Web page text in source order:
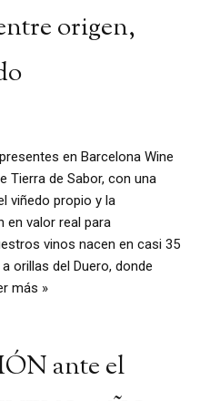
origen,
en Barcelona Wine
Tierra de Sabor, con una
viñedo propio y la
en valor real para
vinos nacen en casi 35
orillas del Duero, donde
más »
ante el